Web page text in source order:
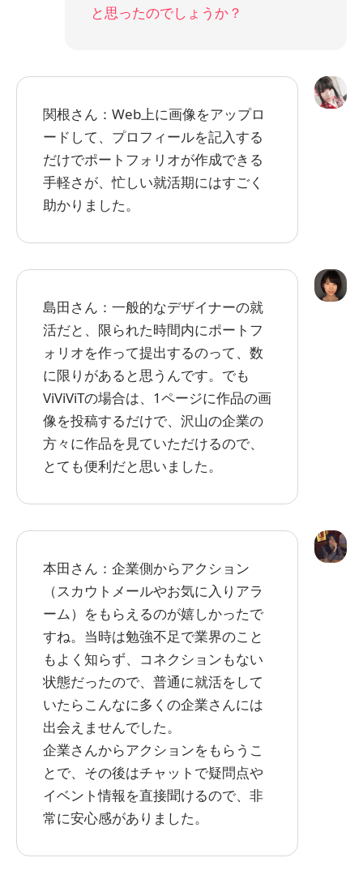
と思ったのでしょうか？
関根さん：Web上に画像をアップロ
ードして、プロフィールを記入する
だけでポートフォリオが作成できる
手軽さが、忙しい就活期にはすごく
助かりました。
島田さん：一般的なデザイナーの就
活だと、限られた時間内にポートフ
ォリオを作って提出するのって、数
に限りがあると思うんです。でも
ViViViTの場合は、1ページに作品の画
像を投稿するだけで、沢山の企業の
方々に作品を見ていただけるので、
とても便利だと思いました。
本田さん：企業側からアクション
（スカウトメールやお気に入りアラ
ーム）をもらえるのが嬉しかったで
すね。当時は勉強不足で業界のこと
もよく知らず、コネクションもない
状態だったので、普通に就活をして
いたらこんなに多くの企業さんには
出会えませんでした。
企業さんからアクションをもらうこ
とで、その後はチャットで疑問点や
イベント情報を直接聞けるので、非
常に安心感がありました。